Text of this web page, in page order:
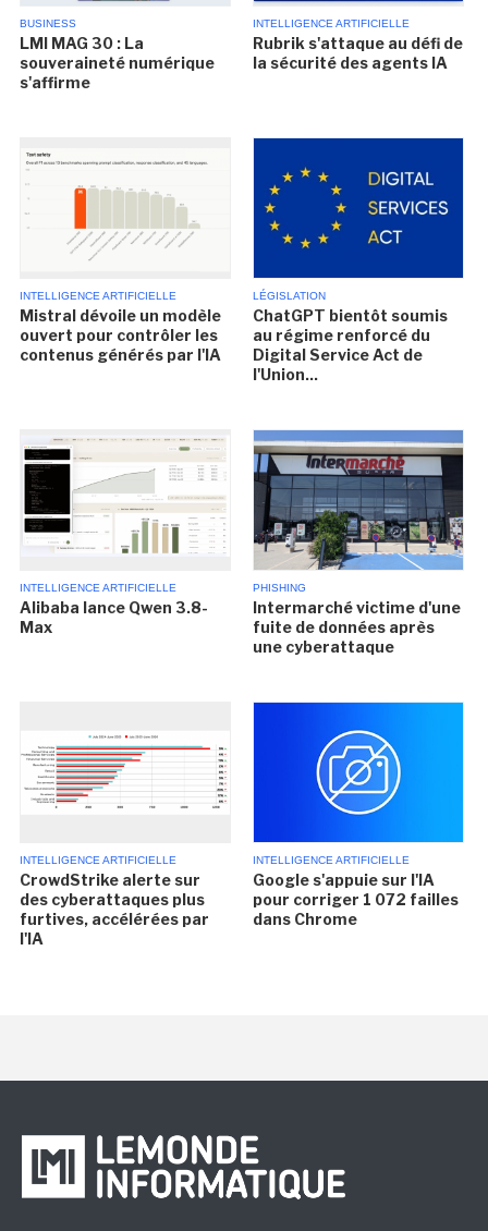
BUSINESS
LMI MAG 30 : La
souveraineté numérique
s'affirme
INTELLIGENCE ARTIFICIELLE
Rubrik s'attaque au défi de
la sécurité des agents IA
INTELLIGENCE ARTIFICIELLE
Mistral dévoile un modèle
ouvert pour contrôler les
contenus générés par l'IA
LÉGISLATION
ChatGPT bientôt soumis
au régime renforcé du
Digital Service Act de
l'Union...
INTELLIGENCE ARTIFICIELLE
Alibaba lance Qwen 3.8-
Max
PHISHING
Intermarché victime d'une
fuite de données après
une cyberattaque
INTELLIGENCE ARTIFICIELLE
CrowdStrike alerte sur
des cyberattaques plus
furtives, accélérées par
l'IA
INTELLIGENCE ARTIFICIELLE
Google s'appuie sur l'IA
pour corriger 1 072 failles
dans Chrome